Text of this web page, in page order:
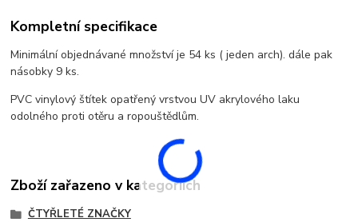
Kompletní specifikace
Minimální objednávané množství je 54 ks ( jeden arch). dále pak
násobky 9 ks.
PVC vinylový štítek opatřený vrstvou UV akrylového laku
odolného proti otěru a ropouštědlům.
Zboží zařazeno v kategoriích
ČTYŘLETÉ ZNAČKY